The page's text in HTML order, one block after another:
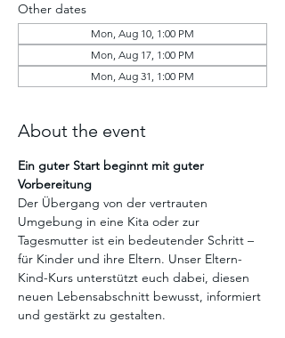
Other dates
Mon, Aug 10, 1:00 PM
Mon, Aug 17, 1:00 PM
Mon, Aug 31, 1:00 PM
About the event
Ein guter Start beginnt mit guter
Vorbereitung
Der Übergang von der vertrauten
Umgebung in eine Kita oder zur
Tagesmutter ist ein bedeutender Schritt –
für Kinder und ihre Eltern. Unser Eltern-
Kind-Kurs unterstützt euch dabei, diesen
neuen Lebensabschnitt bewusst, informiert
und gestärkt zu gestalten.